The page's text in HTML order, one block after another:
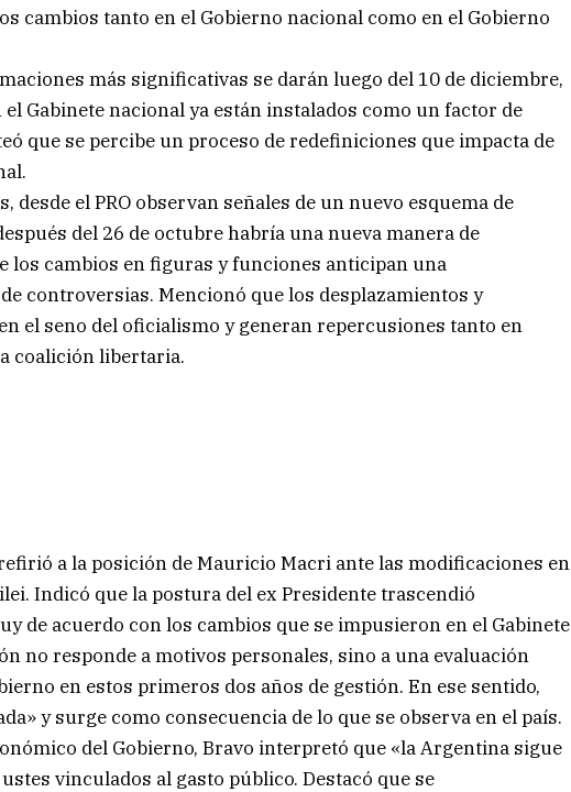
cambios tanto en el Gobierno nacional como en el Gobierno
más significativas se darán luego del 10 de diciembre,
Gabinete nacional ya están instalados como un factor de
que se percibe un proceso de redefiniciones que impacta de
desde el PRO observan señales de un nuevo esquema de
del 26 de octubre habría una nueva manera de
los cambios en figuras y funciones anticipan una
controversias. Mencionó que los desplazamientos y
el seno del oficialismo y generan repercusiones tanto en
coalición libertaria.
a la posición de Mauricio Macri ante las modificaciones en
Indicó que la postura del ex Presidente trascendió
de acuerdo con los cambios que se impusieron en el Gabinete
no responde a motivos personales, sino a una evaluación
en estos primeros dos años de gestión. En ese sentido,
y surge como consecuencia de lo que se observa en el país.
del Gobierno, Bravo interpretó que «la Argentina sigue
vinculados al gasto público. Destacó que se